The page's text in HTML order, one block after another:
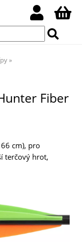
Fiber
cm), pro
terčový hrot,